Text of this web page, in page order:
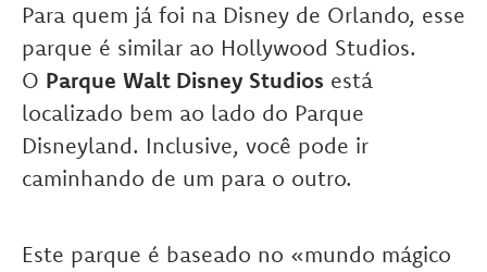
Para quem já foi na Disney de Orlando, esse
parque é similar ao Hollywood Studios.
O Parque Walt Disney Studios está
localizado bem ao lado do Parque
Disneyland. Inclusive, você pode ir
caminhando de um para o outro.
Este parque é baseado no «mundo mágico